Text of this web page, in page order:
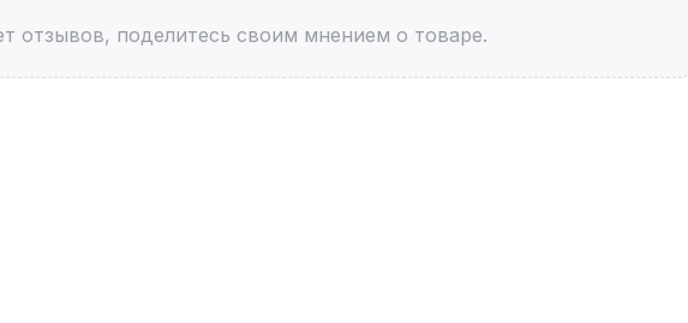
отзывов, поделитесь своим мнением о товаре.